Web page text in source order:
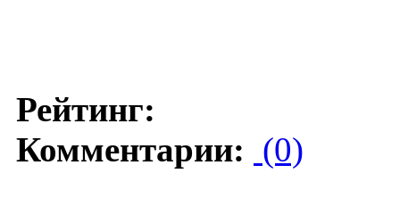
Рейтинг:
Комментарии: (0)